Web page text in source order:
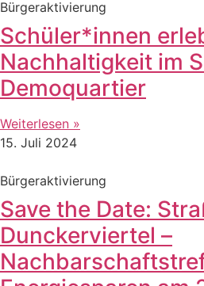
Bürgeraktivierung
Schüler*innen
Nachhaltigkeit im
Demoquartier
Weiterlesen »
15. Juli 2024
Bürgeraktivierung
Save the Date:
Dunckerviertel –